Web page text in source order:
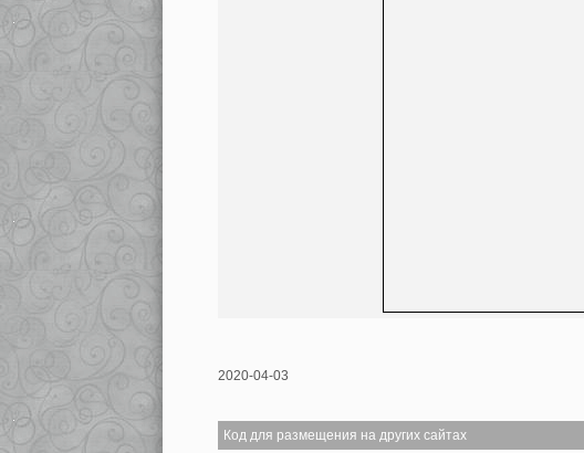
2020-04-03
Код для размещения на других сайтах